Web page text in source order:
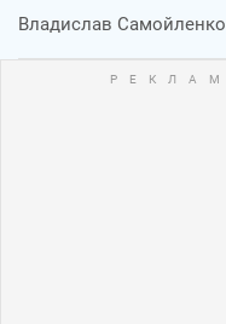
Владислав Самойленко